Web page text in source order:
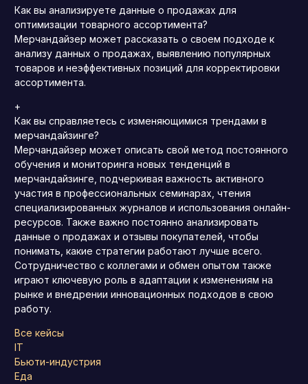
Как вы анализируете данные о продажах для
оптимизации товарного ассортимента?
Мерчандайзер может рассказать о своем подходе к
анализу данных о продажах, выявлению популярных
товаров и неэффективных позиций для корректировки
ассортимента.
+
Как вы справляетесь с изменяющимися трендами в
мерчандайзинге?
Мерчандайзер может описать свой метод постоянного
обучения и мониторинга новых тенденций в
мерчандайзинге, подчеркивая важность активного
участия в профессиональных семинарах, чтения
специализированных журналов и использования онлайн-
ресурсов. Также важно постоянно анализировать
данные о продажах и отзывы покупателей, чтобы
понимать, какие стратегии работают лучше всего.
Сотрудничество с коллегами и обмен опытом также
играют ключевую роль в адаптации к изменениям на
рынке и внедрении инновационных подходов в свою
работу.
Все кейсы
IT
Бьюти-индустрия
Еда